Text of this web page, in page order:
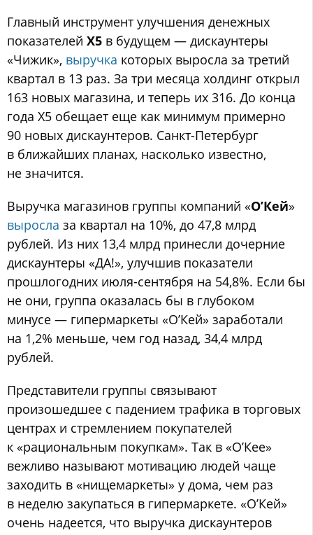
Главный инструмент улучшения денежных
показателей X5 в будущем — дискаунтеры
«Чижик», выручка которых выросла за третий
квартал в 13 раз. За три месяца холдинг открыл
163 новых магазина, и теперь их 316. До конца
года X5 обещает еще как минимум примерно
90 новых дискаунтеров. Санкт-Петербург
в ближайших планах, насколько известно,
не значится.
Выручка магазинов группы компаний «О’Кей»
выросла за квартал на 10%, до 47,8 млрд
рублей. Из них 13,4 млрд принесли дочерние
дискаунтеры «ДА!», улучшив показатели
прошлогодних июля-сентября на 54,8%. Если бы
не они, группа оказалась бы в глубоком
минусе — гипермаркеты «О’Кей» заработали
на 1,2% меньше, чем год назад, 34,4 млрд
рублей.
Представители группы связывают
произошедшее с падением трафика в торговых
центрах и стремлением покупателей
к «рациональным покупкам». Так в «О’Кее»
вежливо называют мотивацию людей чаще
заходить в «нищемаркеты» у дома, чем раз
в неделю закупаться в гипермаркете. «О’Кей»
очень надеется, что выручка дискаунтеров